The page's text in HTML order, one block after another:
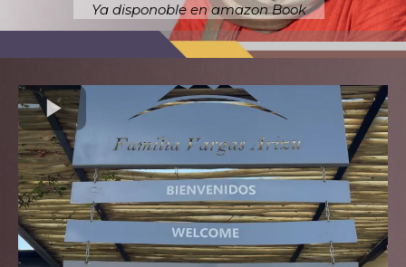
Ya disponoble en amazon Book